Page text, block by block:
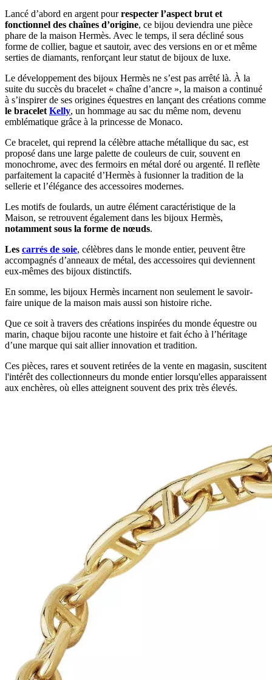
Lancé d’abord en argent pourrespecter l’aspect brut et
fonctionnel des chaînes d’origine, ce bijou deviendra une pièce
phare de la maison Hermès. Avec le temps, il sera décliné sous
forme de collier, bague et sautoir, avec des versions en or et même
serties de diamants, renforçant leur statut de bijoux de luxe.
Le développement des bijoux Hermès ne s’est pas arrêté là. À la
suite du succès du bracelet « chaîne d’ancre », la maison a continué
à s’inspirer de ses origines équestres en lançant des créations comme
le bracelet Kelly, un hommage au sac du même nom, devenu
emblématique grâce à la princesse de Monaco.
Ce bracelet, qui reprend la célèbre attache métallique du sac, est
proposé dans une large palette de couleurs de cuir, souvent en
monochrome, avec des fermoirs en métal doré ou argenté. Il reflète
parfaitement la capacité d’Hermès à fusionner la tradition de la
sellerie et l’élégance des accessoires modernes.
Les motifs de foulards, un autre élément caractéristique de la
Maison, se retrouvent également dans les bijoux Hermès,
notamment sous la forme de nœuds.
Les carrés de soie, célèbres dans le monde entier, peuvent être
accompagnés d’anneaux de métal, des accessoires qui deviennent
eux-mêmes des bijoux distinctifs.
En somme, les bijoux Hermès incarnent non seulement le savoir-
faire unique de la maison mais aussi son histoire riche.
Que ce soit à travers des créations inspirées du monde équestre ou
marin, chaque bijou raconte une histoire et fait écho à l’héritage
d’une marque qui sait allier innovation et tradition.
Ces pièces, rares et souvent retirées de la vente en magasin, suscitent
l'intérêt des collectionneurs du monde entier lorsqu'elles apparaissent
aux enchères, où elles atteignent souvent des prix très élevés.